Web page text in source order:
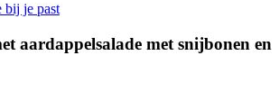
bij je past
aardappelsalade met snijbonen en